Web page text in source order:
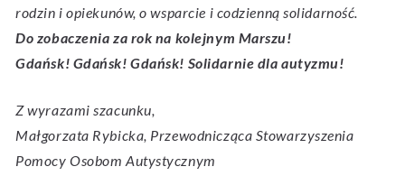
rodzin i opiekunów, o wsparcie i codzienną solidarność.
Do zobaczenia za rok na kolejnym Marszu!
Gdańsk! Gdańsk! Gdańsk! Solidarnie dla autyzmu!
Z wyrazami szacunku,
Małgorzata Rybicka, Przewodnicząca Stowarzyszenia
Pomocy Osobom Autystycznym